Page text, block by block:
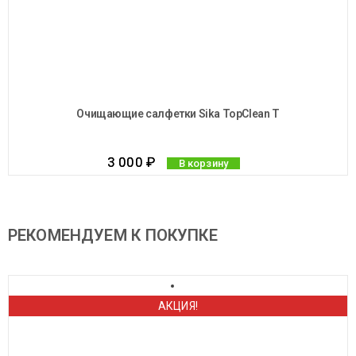
Очищающие салфетки Sika TopClean T
3 000₽ В корзину
РЕКОМЕНДУЕМ К ПОКУПКЕ
АКЦИЯ!